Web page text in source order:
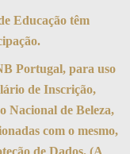
Educação têm
Portugal, para uso
de Inscrição,
Nacional de Beleza,
com o mesmo,
de Dados. (A